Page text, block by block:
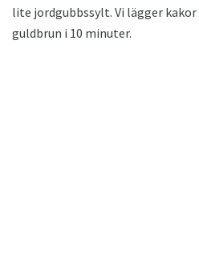
lite jordgubbssylt. Vi lägger
guldbrun i 10 minuter.